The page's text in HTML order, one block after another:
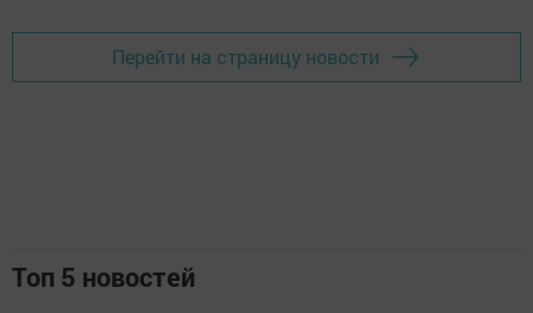
Перейти на страницу новости
Топ 5 новостей